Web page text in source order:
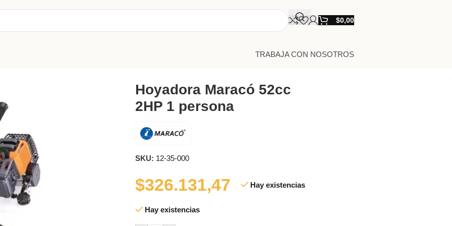
$0,00
TRABAJA CON NOSOTROS
Hoyadora Maracó 52cc
2HP 1 persona
SKU: 12-35-000
$326.131,47 Hay existencias
Hay existencias